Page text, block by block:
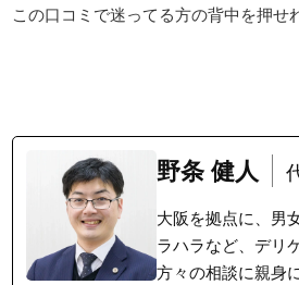
この口コミで迷ってる方の背中を押せ
野条 健人
大阪を拠点に、男
ラハラなど、デリ
方々の相談に親身